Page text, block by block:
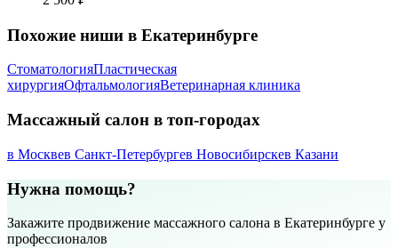
Похожие ниши в Екатеринбурге
СтоматологияПластическая
хирургияОфтальмологияВетеринарная клиника
Массажный салон в топ-городах
в Москвев Санкт-Петербургев Новосибирскев Казани
Нужна помощь?
Закажите продвижение массажного салона в Екатеринбурге у
профессионалов